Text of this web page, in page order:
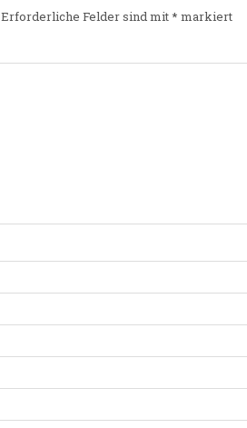
Erforderliche Felder sind mit* markiert